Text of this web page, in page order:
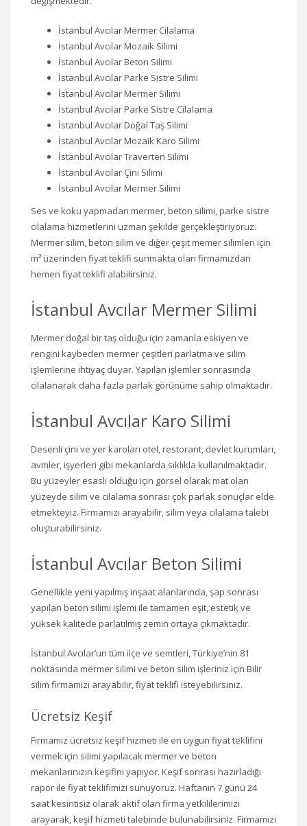
İstanbul Avcılar Mermer Cilalama
İstanbul Avcılar Mozaik Silimi
İstanbul Avcılar Beton Silimi
İstanbul Avcılar Parke Sistre Silimi
İstanbul Avcılar Mermer Silimi
İstanbul Avcılar Parke Sistre Cilalama
İstanbul Avcılar Doğal Taş Silimi
İstanbul Avcılar Mozaik Karo Silimi
İstanbul Avcılar Traverten Silimi
İstanbul Avcılar Çini Silimi
İstanbul Avcılar Mermer Silimi
Ses ve koku yapmadan mermer, beton silimi, parke sistre
cilalama hizmetlerini uzman şekilde gerçekleştiriyoruz.
Mermer silim, beton silim ve diğer çeşit memer silimleri için
m² üzerinden fiyat teklifi sunmakta olan firmamızdan
hemen fiyat teklifi alabilirsiniz.
İstanbul Avcılar Mermer Silimi
Mermer doğal bir taş olduğu için zamanla eskiyen ve
rengini kaybeden mermer çeşitleri parlatma ve silim
işlemlerine ihtiyaç duyar. Yapılan işlemler sonrasında
cilalanarak daha fazla parlak görünüme sahip olmaktadır.
İstanbul Avcılar Karo Silimi
Desenli çini ve yer karoları otel, restorant, devlet kurumları,
avmler, işyerleri gibi mekanlarda sıklıkla kullanılmaktadır.
Bu yüzeyler esaslı olduğu için görsel olarak mat olan
yüzeyde silim ve cilalama sonrası çok parlak sonuçlar elde
etmekteyiz. Firmamızı arayabilir, silim veya cilalama talebi
oluşturabilirsiniz.
İstanbul Avcılar Beton Silimi
Genellikle yeni yapılmış inşaat alanlarında, şap sonrası
yapılan beton silimi işlemi ile tamamen eşit, estetik ve
yüksek kalitede parlatılmış zemin ortaya çıkmaktadır.
İstanbul Avcılar’un tüm ilçe ve semtleri, Türkiye’nin 81
noktasında mermer silimi ve beton silim işleriniz için Bilir
silim firmamızı arayabilir, fiyat teklifi isteyebilirsiniz.
Ücretsiz Keşif
Firmamız ücretsiz keşif hizmeti ile en uygun fiyat teklifini
vermek için silimi yapılacak mermer ve beton
mekanlarınızın keşifini yapıyor. Keşif sonrası hazırladığı
rapor ile fiyat teklifimizi sunuyoruz. Haftanın 7 günü 24
saat kesintisiz olarak aktif olan firma yetkililerimizi
arayarak, keşif hizmeti talebinde bulunabilirsiniz. Firmamızı